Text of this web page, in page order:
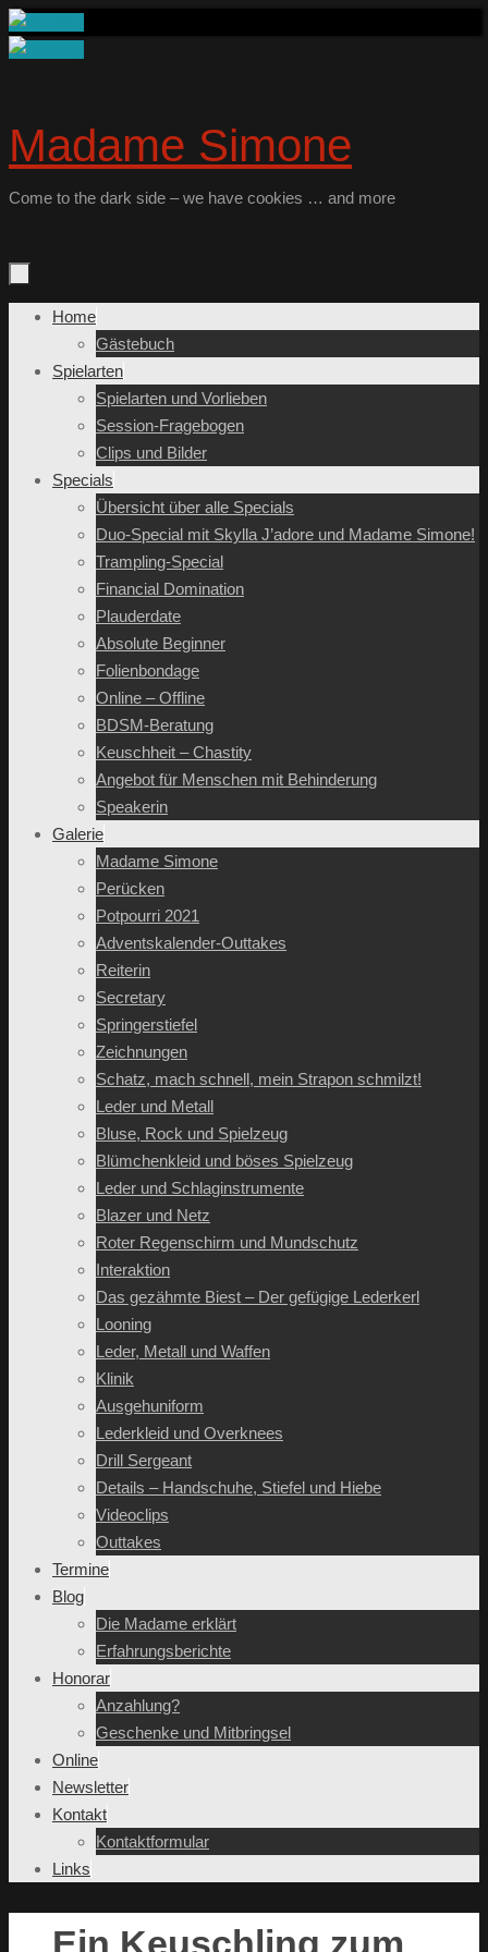
Zum
Inhalt
Madame Simone
Come to the dark side – we have cookies … and more
Zum
springen
Home
Gästebuch
Spielarten
Spielarten und Vorlieben
Session-Fragebogen
Clips und Bilder
Specials
Übersicht über alle Specials
Duo-Special mit Skylla J’adore und Madame Simone!
Trampling-Special
Financial Domination
Plauderdate
Absolute Beginner
Folienbondage
Online – Offline
BDSM-Beratung
Keuschheit – Chastity
Angebot für Menschen mit Behinderung
Speakerin
Galerie
Madame Simone
Perücken
Potpourri 2021
Adventskalender-Outtakes
Reiterin
Secretary
Springerstiefel
Zeichnungen
Schatz, mach schnell, mein Strapon schmilzt!
Leder und Metall
Bluse, Rock und Spielzeug
Blümchenkleid und böses Spielzeug
Leder und Schlaginstrumente
Blazer und Netz
Roter Regenschirm und Mundschutz
Interaktion
Das gezähmte Biest – Der gefügige Lederkerl
Looning
Leder, Metall und Waffen
Klinik
Ausgehuniform
Lederkleid und Overknees
Drill Sergeant
Details – Handschuhe, Stiefel und Hiebe
Videoclips
Outtakes
Termine
Blog
Die Madame erklärt
Erfahrungsberichte
Honorar
Anzahlung?
Geschenke und Mitbringsel
Online
Newsletter
Kontakt
Kontaktformular
Links
Ein Keuschling zum